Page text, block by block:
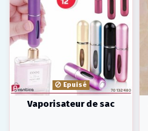
Epuisé
Vaporisateur de sac